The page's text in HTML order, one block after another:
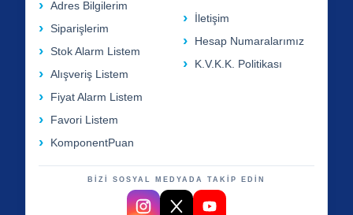
Adres Bilgilerim
Siparişlerim
Stok Alarm Listem
Alışveriş Listem
Fiyat Alarm Listem
Favori Listem
KomponentPuan
İletişim
Hesap Numaralarımız
K.V.K.K. Politikası
BİZİ SOSYAL MEDYADA TAKİP EDİN